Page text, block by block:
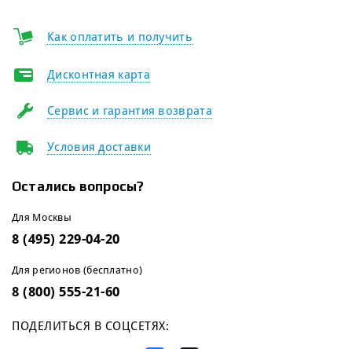
Как оплатить и получить
Дисконтная карта
Сервис и гарантия возврата
Условия доставки
Остались вопросы?
Для Москвы
8 (495) 229-04-20
Для регионов (бесплатно)
8 (800) 555-21-60
ПОДЕЛИТЬСЯ В СОЦСЕТЯХ: